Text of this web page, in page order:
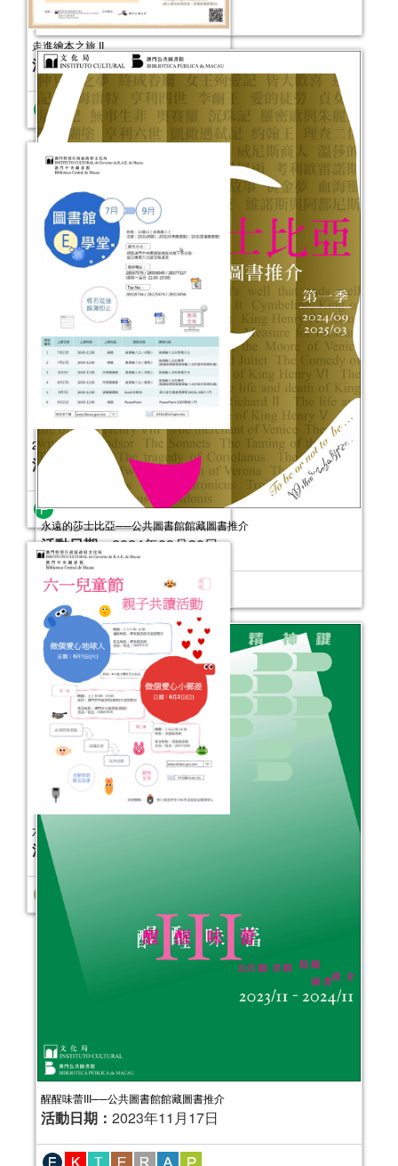
永遠的莎士比亞──公共圖書館館藏圖書推介
活動日期：2024年09月30日
醒醒味蕾III──公共圖書館館藏圖書推介
活動日期： 2023年11月17日
走進繪本之旅 II
活動日期：2013年10月06日
2013年7月-9月圖書館E學堂活動
活動日期： 2013年07月13日
六一兒童節‧親子共讀活動
活動日期： 2013年06月01日